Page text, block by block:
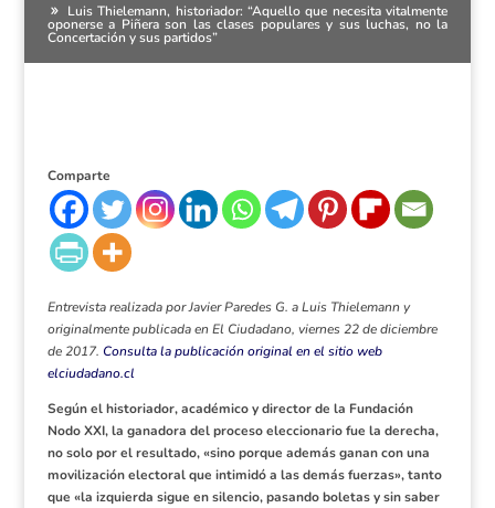
Luis Thielemann, historiador: “Aquello que necesita vitalmente
oponerse a Piñera son las clases populares y sus luchas, no la
Concertación y sus partidos”
Comparte
Entrevista realizada por Javier Paredes G. a Luis Thielemann y
originalmente publicada en El Ciudadano, viernes 22 de diciembre
de 2017. Consulta la publicación original en el sitio web
elciudadano.cl
Según el historiador, académico y director de la Fundación
Nodo XXI, la ganadora del proceso eleccionario fue la derecha,
no solo por el resultado, «sino porque además ganan con una
movilización electoral que intimidó a las demás fuerzas», tanto
que «la izquierda sigue en silencio, pasandoboletasy sin saber